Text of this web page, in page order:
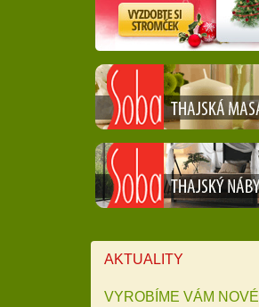
AKTUALITY
VYROBÍME VÁM NOVÉ